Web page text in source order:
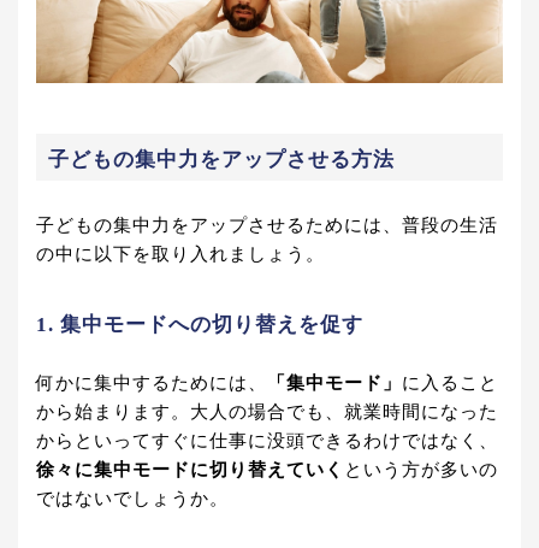
子どもの集中力をアップさせる方法
子どもの集中力をアップさせるためには、普段の生活
の中に以下を取り入れましょう。
1. 集中モードへの切り替えを促す
何かに集中するためには、 「集中モード」 に入ること
から始まります。大人の場合でも、就業時間になった
からといってすぐに仕事に没頭できるわけではなく、
徐々に集中モードに切り替えていく という方が多いの
ではないでしょうか。